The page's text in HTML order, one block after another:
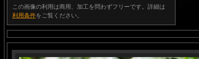
この画像の利用は商用、加工を問わずフリーです。詳細は
利用条件をご覧ください。